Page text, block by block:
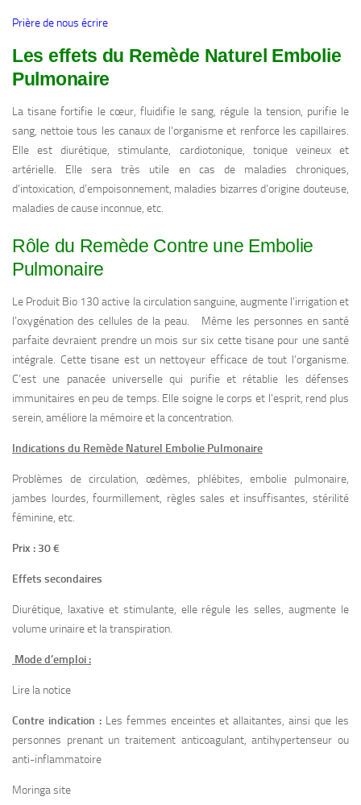
Prière de nous écrire
Les effets du Remède Naturel Embolie
Pulmonaire
La tisane fortifie le cœur, fluidifie le sang, régule la tension, purifie le
sang, nettoie tous les canaux de l’organisme et renforce les capillaires.
Elle est diurétique, stimulante, cardiotonique, tonique veineux et
artérielle. Elle sera très utile en cas de maladies chroniques,
d’intoxication, d’empoisonnement, maladies bizarres d’origine douteuse,
maladies de cause inconnue, etc.
Rôle du Remède Contre une Embolie
Pulmonaire
Le Produit Bio 130 active la circulation sanguine, augmente l’irrigation et
l’oxygénation des cellules de la peau. Même les personnes en santé
parfaite devraient prendre un mois sur six cette tisane pour une santé
intégrale. Cette tisane est un nettoyeur efficace de tout l’organisme.
C’est une panacée universelle qui purifie et rétablie les défenses
immunitaires en peu de temps. Elle soigne le corps et l’esprit, rend plus
serein, améliore la mémoire et la concentration.
Indications du Remède Naturel Embolie Pulmonaire
Problèmes de circulation, œdèmes, phlébites, embolie pulmonaire,
jambes lourdes, fourmillement, règles sales et insuffisantes, stérilité
féminine, etc.
Prix : 30 €
Effets secondaires
Diurétique, laxative et stimulante, elle régule les selles, augmente le
volume urinaire et la transpiration.
Mode d’emploi :
Lire la notice
Contre indication :Les femmes enceintes et allaitantes, ainsi que les
personnes prenant un traitement anticoagulant, antihypertenseur ou
anti-inflammatoire
Moringa site